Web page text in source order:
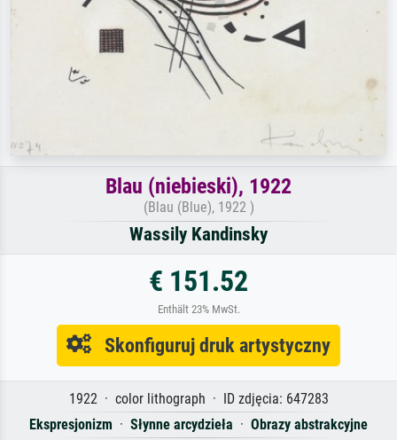
Blau (niebieski), 1922
(Blau (Blue), 1922 )
Wassily Kandinsky
€ 151.52
Enthält 23% MwSt.
Skonfiguruj druk artystyczny
1922 · color lithograph · ID zdjęcia: 647283
Ekspresjonizm · Słynne arcydzieła · Obrazy abstrakcyjne